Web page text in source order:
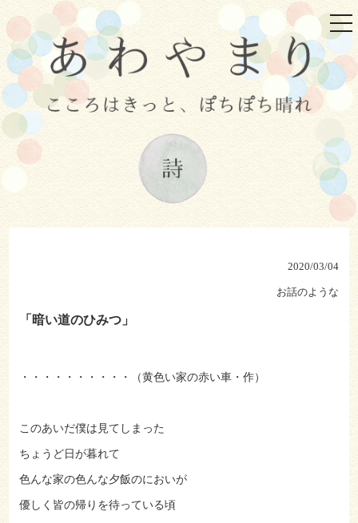
2020/03/04
お話のような
「暗い道のひみつ」
・・・・・・・・・・（黄色い家の赤い車・作）
このあいだ僕は見てしまった
ちょうど日が暮れて
色んな家の色んな夕飯のにおいが
優しく皆の帰りを待っている頃